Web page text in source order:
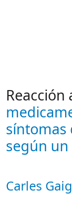
Pasar al
Reacción
síntomas
según un
Autor/es
Carles Gaig